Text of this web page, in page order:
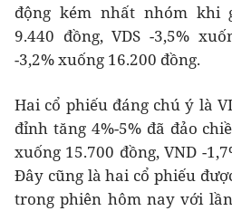
động kém nhất nhóm khi
9.440 đồng, VDS -3,5%
-3,2% xuống 16.200 đồng.
Hai cổ phiếu đáng chú ý là
đỉnh tăng 4%-5% đã đảo
xuống 15.700 đồng, VND -
Đây cũng là hai cổ phiếu
trong phiên hôm nay với